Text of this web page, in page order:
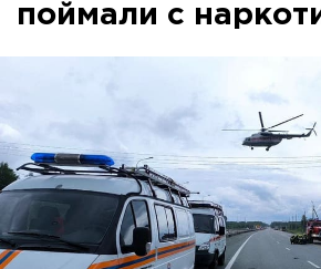
поймали с